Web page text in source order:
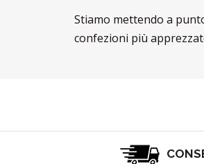
Stiamo mettendo a
confezioni più